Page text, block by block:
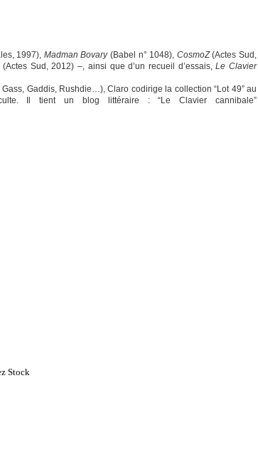
1997), Madman Bovary(Babel n° 1048), CosmoZ(Actes Sud,
(Actes Sud, 2012) –, ainsi que d’un recueil d’essais,Le Clavier
Gaddis, Rushdie…), Claro codirige la collection “Lot 49” au
Il tient un blog littéraire : “Le Clavier cannibale”
Stock